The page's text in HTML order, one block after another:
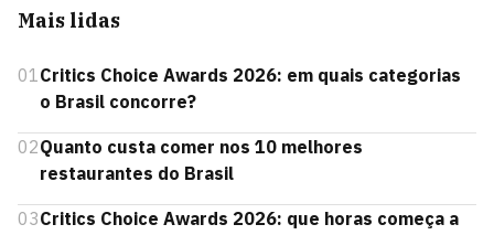
Mais lidas
01 Critics Choice Awards 2026: em quais categorias
o Brasil concorre?
02Quanto custa comer nos 10 melhores
restaurantes do Brasil
03Critics Choice Awards 2026: que horas começa a